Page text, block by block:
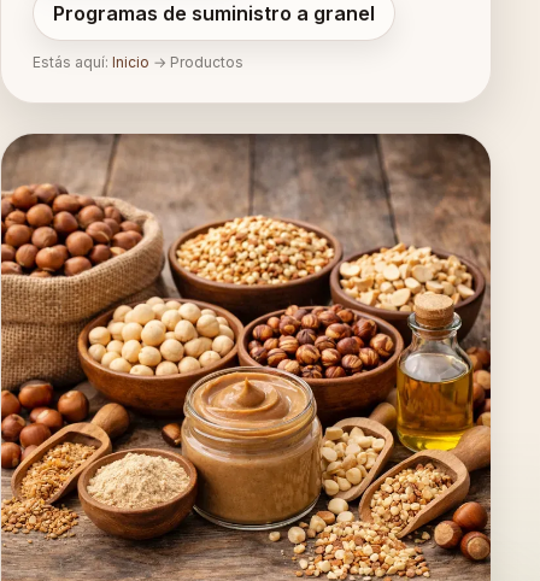
Programas de suministro a granel
Estás aquí: Inicio → Productos